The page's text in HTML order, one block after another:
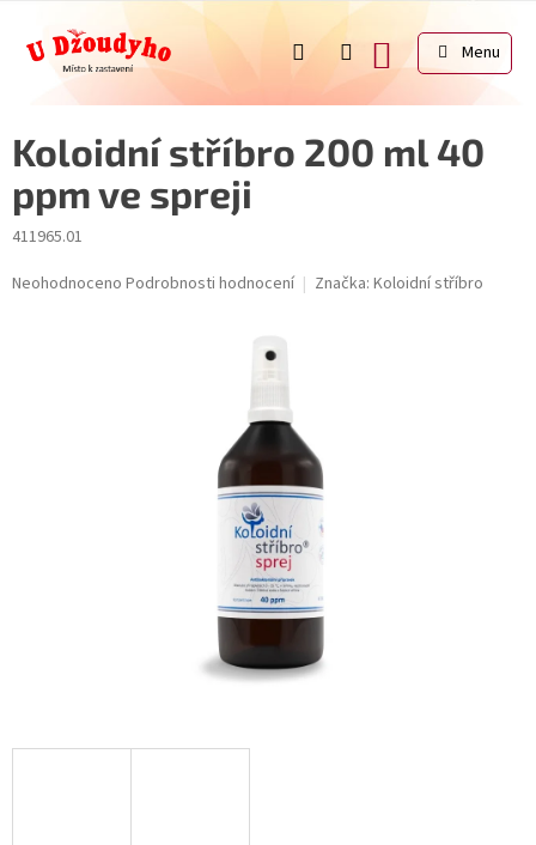
obsah
NÁKUPNÍ
KOŠÍK
Koloidní stříbro 200 ml 40
ppm ve spreji
411965.01
Průměrné
Neohodnoceno Podrobnosti hodnocení Značka: Koloidní stříbro